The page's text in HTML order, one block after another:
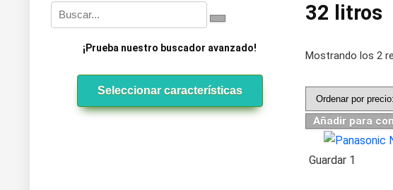
¡Prueba nuestro buscador avanzado!
Seleccionar características
32 litros
Mostrando los 2
Añadir para
Guardar 1